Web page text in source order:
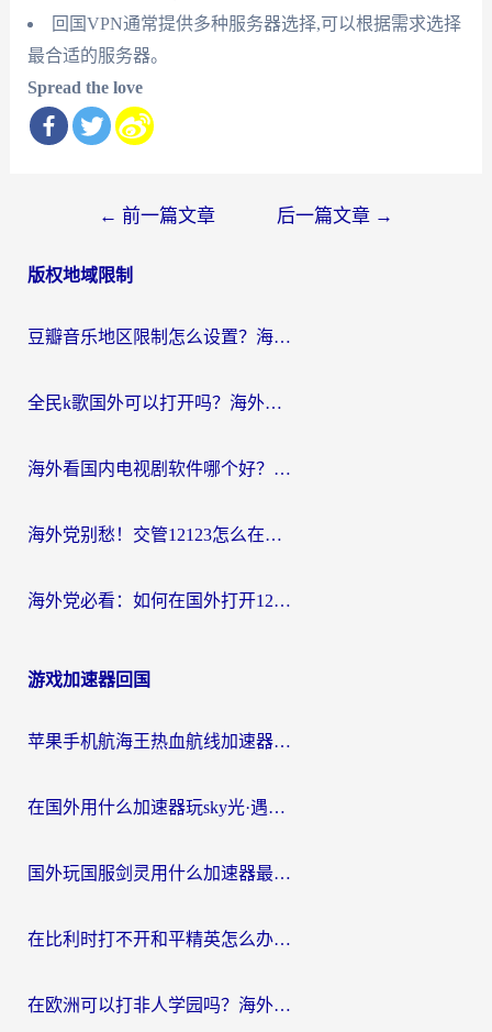
回国VPN通常提供多种服务器选择,可以根据需求选择
最合适的服务器。
Spread the love
导
← 前一篇文章 后一篇文章 →
版权地域限制
豆瓣音乐地区限制怎么设置？海外党亲测有效的回国加速方案来了
全民k歌国外可以打开吗？海外党听国内音乐听书的实用指南
海外看国内电视剧软件哪个好？留学生亲测有效的追剧加速方案
海外党别愁！交管12123怎么在国外用？一篇搞定回国资源访问难题
海外党必看：如何在国外打开12123，解决小程序登录难题
游戏加速器回国
苹果手机航海王热血航线加速器从哪开启？海外玩家国服畅玩全攻略
在国外用什么加速器玩sky光·遇？海外玩家国服畅玩终极指南（附魔兽世界狂暴传奇解决方案）
国外玩国服剑灵用什么加速器最好？2026海外玩家亲测指南（附魔兽世界怀旧服精灵之境加速技巧）
在比利时打不开和平精英怎么办？留学生亲测有效的国服游戏加速方案
在欧洲可以打非人学园吗？海外党国服游戏不卡顿的终极指南